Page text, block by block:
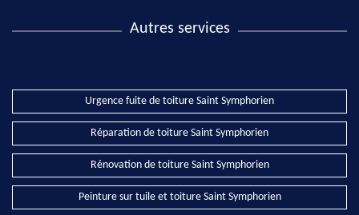
Autres services
Urgence fuite de toiture Saint Symphorien
Réparation de toiture Saint Symphorien
Rénovation de toiture Saint Symphorien
Peinture sur tuile et toiture Saint Symphorien